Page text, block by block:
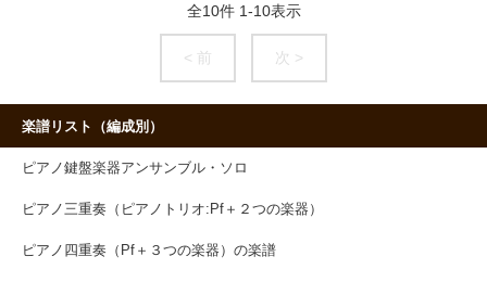
全10件 1-10表示
< 前 次 >
楽譜リスト（編成別）
ピアノ鍵盤楽器アンサンブル・ソロ
ピアノ三重奏（ピアノトリオ:Pf＋２つの楽器）
ピアノ四重奏（Pf＋３つの楽器）の楽譜